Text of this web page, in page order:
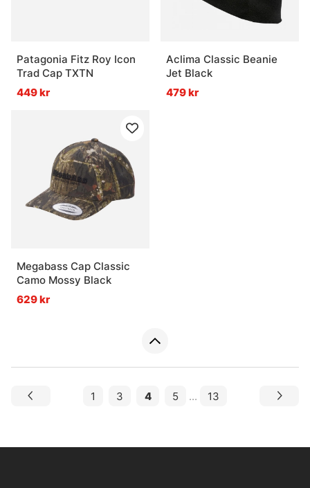
Patagonia Fitz Roy Icon
Trad Cap TXTN
449 kr
Aclima Classic Beanie
Jet Black
479 kr
Megabass Cap Classic
Camo Mossy Black
629 kr
1 3 4 5 ... 13